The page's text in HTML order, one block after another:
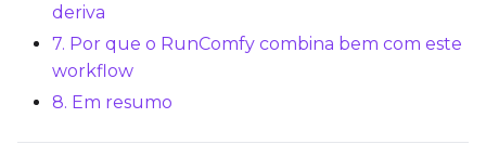
deriva
7. Por que o RunComfy combina bem com este
workflow
8. Em resumo